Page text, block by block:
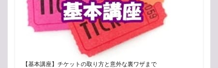
【基本講座】チケットの取り方と意外な裏ワザまで